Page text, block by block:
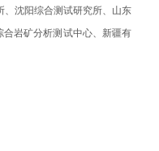
、沈阳综合测试研究所、山东
岩矿分析测试中心、新疆有